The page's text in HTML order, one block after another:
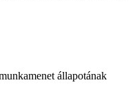
állapotának